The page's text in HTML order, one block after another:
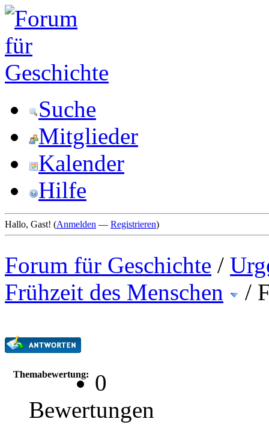
Suche
Mitglieder
Kalender
Hilfe
Hallo, Gast! (Anmelden — Registrieren)
Forum für Geschichte /
Frühzeit des Menschen
/
Themabewertung:
0
Bewertungen